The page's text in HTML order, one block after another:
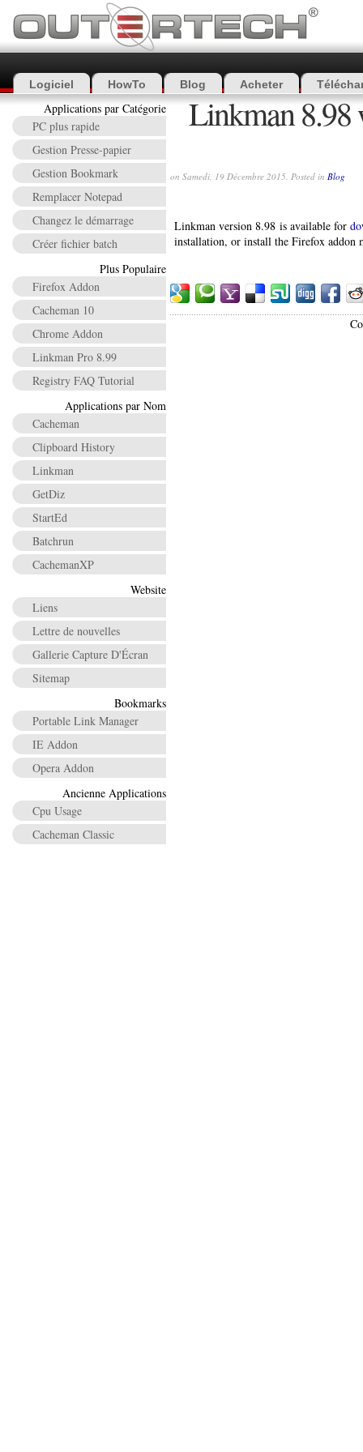
Linkman 8.98
on Samedi, 19 Décembre 2015. Posted in Blog
Linkman version 8.98 is available for
installation, or install the Firefox
Applications par Catégorie
PC plus rapide
Gestion Presse-papier
Gestion Bookmark
Remplacer Notepad
Changez le démarrage
Créer fichier batch
Plus Populaire
Firefox Addon
Cacheman 10
Chrome Addon
Linkman Pro 8.99
Registry FAQ Tutorial
Applications par Nom
Cacheman
Clipboard History
Linkman
GetDiz
StartEd
Batchrun
CachemanXP
Website
Liens
Lettre de nouvelles
Gallerie Capture D'Écran
Sitemap
Bookmarks
Portable Link Manager
IE Addon
Opera Addon
Ancienne Applications
Cpu Usage
Cacheman Classic
Logiciel HowTo Blog Acheter